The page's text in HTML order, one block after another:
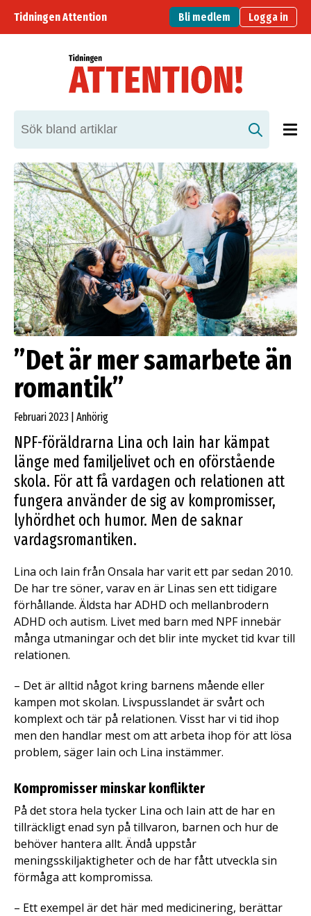
Tidningen Attention Bli medlem Logga in
”Det är mer samarbete än
romantik”
Februari 2023 | Anhörig
NPF-föräldrarna Lina och Iain har kämpat
länge med familjelivet och en oförstående
skola. För att få vardagen och relationen att
fungera använder de sig av kompromisser,
lyhördhet och humor. Men de saknar
vardagsromantiken.
Lina och Iain från Onsala har varit ett par sedan 2010.
De har tre söner, varav en är Linas sen ett tidigare
förhållande. Äldsta har ADHD och mellanbrodern
ADHD och autism. Livet med barn med NPF innebär
många utmaningar och det blir inte mycket tid kvar till
relationen.
– Det är alltid något kring barnens mående eller
kampen mot skolan. Livspusslandet är svårt och
komplext och tär på relationen. Visst har vi tid ihop
men den handlar mest om att arbeta ihop för att lösa
problem, säger Iain och Lina instämmer.
Kompromisser minskar konflikter
På det stora hela tycker Lina och Iain att de har en
tillräckligt enad syn på tillvaron, barnen och hur de
behöver hantera allt. Ändå uppstår
meningsskiljaktigheter och de har fått utveckla sin
förmåga att kompromissa.
– Ett exempel är det här med medicinering, berättar